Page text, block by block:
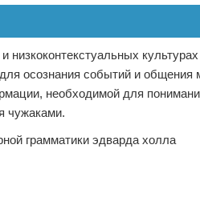
осознания событий и
необходимой для
чужаками.